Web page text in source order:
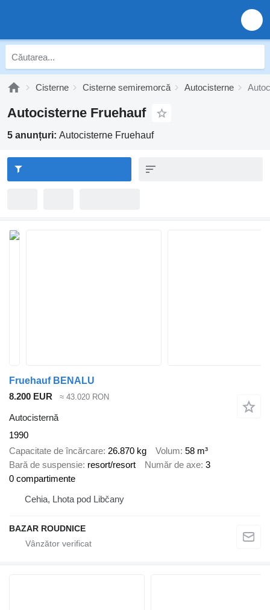
Cisterne Cisterne semiremorcă Autocisterne
Autocisterne Fruehauf
5 anunțuri: Autocisterne Fruehauf
Fruehauf BENALU
8.200 EUR
≈ 43.020 RON
Autocisternă
1990
Capacitate de încărcare 26.870 kg Volum 58 m³
Bară de suspensie resort/resort Număr de axe 3
0 compartimente
Cehia, Lhota pod Libčany
BAZAR ROUDNICE